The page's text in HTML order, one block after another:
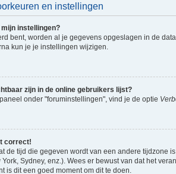
en instellingen
instellingen?
bent, worden al je gegevens opgeslagen in de
kun je je instellingen wijzigen.
zijn in de online gebruikers lijst?
onder "foruminstellingen", vind je de optie
correct!
de tijd die gegeven wordt van een andere tijdzone
York, Sydney, enz.). Wees er bewust van dat het
is dit een goed moment om dit te doen.